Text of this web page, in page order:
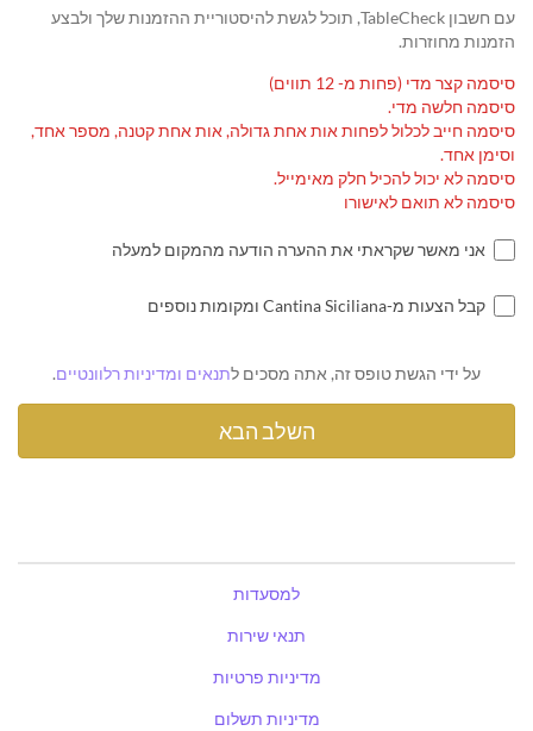
עם חשבון TableCheck, תוכל לגשת להיסטוריית ההזמנות שלך ולבצע
הזמנות מחוזרות.
סיסמה קצר מדי (פחות מ- 12 תווים)
סיסמה חלשה מדי.
סיסמה חייב לכלול לפחות אות אחת גדולה, אות אחת קטנה, מספר אחד,
וסימן אחד.
סיסמה לא יכול להכיל חלק מאימייל.
סיסמה לא תואם לאישורו
אני מאשר שקראתי את ההערה הודעה מהמקום למעלה
קבל הצעות מ-Cantina Siciliana ומקומות נוספים
על ידי הגשת טופס זה, אתה מסכים לתנאים ומדיניות רלוונטיים.
למסעדות
תנאי שירות
מדיניות פרטיות
מדיניות תשלום